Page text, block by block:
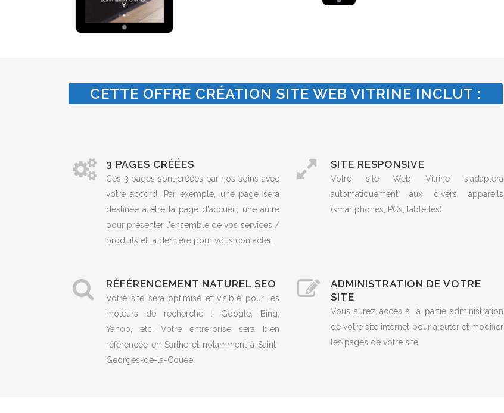
CETTE OFFRE CRÉATION SITE WEB VITRINE INCLUT :
3 PAGES CRÉÉES
Ces 3 pages sont créées par nos soins avec
votre accord. Par exemple, une page sera
destinée à être la page d'accueil, une autre
pour présenter l'ensemble de vos services /
produits et la dernière pour vous contacter.
SITE RESPONSIVE
Votre site Web Vitrine s'adaptera
automatiquement aux divers appareils
(smartphones, PCs, tablettes).
RÉFÉRENCEMENT NATUREL SEO
Votre site sera optimisé et visible pour les
moteurs de recherche : Google, Bing,
Yahoo, etc. Votre entrerprise sera bien
référencée en Sarthe et notamment à Saint-
Georges-de-la-Couée.
ADMINISTRATION DE VOTRE
SITE
Vous aurez accès à la partie administration
de votre site internet pour ajouter et modifier
les pages de votre site.